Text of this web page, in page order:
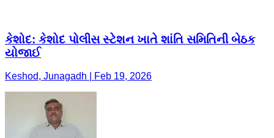
કેશોદ: કેશોદ પોલીસ સ્ટેશન ખાતે શાંતિ સમિતિની બેઠક
યોજાઈ
Keshod, Junagadh | Feb 19, 2026